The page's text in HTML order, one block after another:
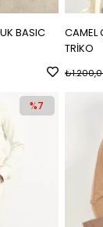
BASIC
CAMEL
TRİKO
%7